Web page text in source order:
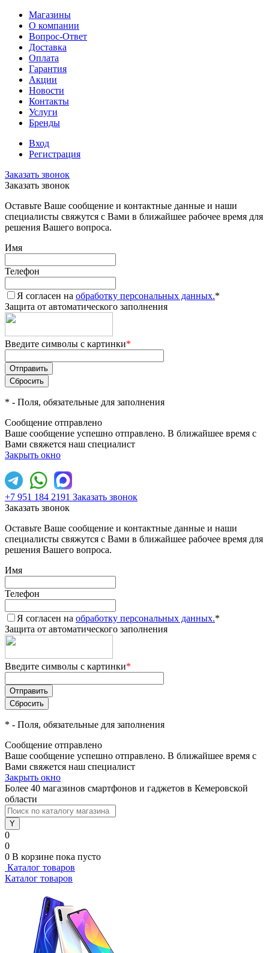
Магазины
О компании
Вопрос-Ответ
Доставка
Оплата
Гарантия
Акции
Новости
Контакты
Услуги
Бренды
Вход
Регистрация
Заказать звонок
Заказать звонок
Оставьте Ваше сообщение и контактные данные и наши
специалисты свяжутся с Вами в ближайшее рабочее время для
решения Вашего вопроса.
Имя
Телефон
Я согласен на обработку персональных данных.*
Защита от автоматического заполнения
Введите символы с картинки*
* - Поля, обязательные для заполнения
Сообщение отправлено
Ваше сообщение успешно отправлено. В ближайшее время с
Вами свяжется наш специалист
Закрыть окно
+7 951 184 2191 Заказать звонок
Заказать звонок
Оставьте Ваше сообщение и контактные данные и наши
специалисты свяжутся с Вами в ближайшее рабочее время для
решения Вашего вопроса.
Имя
Телефон
Я согласен на обработку персональных данных.*
Защита от автоматического заполнения
Введите символы с картинки*
* - Поля, обязательные для заполнения
Сообщение отправлено
Ваше сообщение успешно отправлено. В ближайшее время с
Вами свяжется наш специалист
Закрыть окно
Более 40 магазинов смартфонов и гаджетов в Кемеровской
области
0
0
0 В корзине пока пусто
Каталог товаров
Каталог товаров